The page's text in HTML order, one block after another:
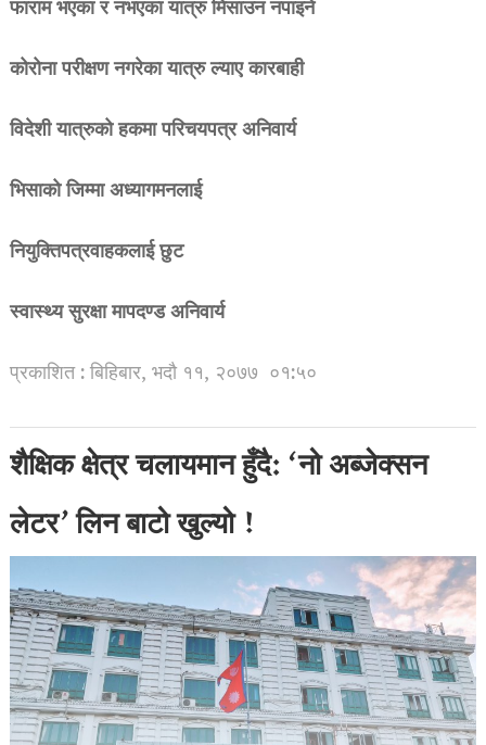
फाराम भएका र नभएका यात्रु मिसाउन नपाइने
कोरोना परीक्षण नगरेका यात्रु ल्याए कारबाही
विदेशी यात्रुको हकमा परिचयपत्र अनिवार्य
भिसाको जिम्मा अध्यागमनलाई
नियुक्तिपत्रवाहकलाई छुट
स्वास्थ्य सुरक्षा मापदण्ड अनिवार्य
प्रकाशित : बिहिबार, भदौ ११, २०७७ ०१:५०
शैक्षिक क्षेत्र चलायमान हुँदै: ‘नो अब्जेक्सन
लेटर’ लिन बाटो खुल्यो !